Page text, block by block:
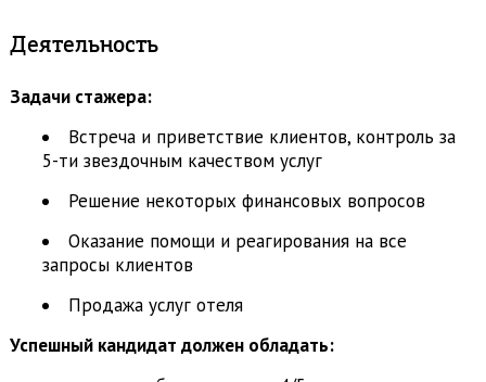
Деятельность
Задачи стажера:
Встреча и приветствие клиентов, контроль за
5-ти звездочным качеством услуг
Решение некоторых финансовых вопросов
Оказание помощи и реагирования на все
запросы клиентов
Продажа услуг отеля
Успешный кандидат должен обладать: